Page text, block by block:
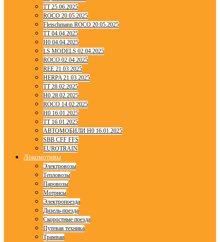
TT 25.06.2025
ROCO 20.05.2025
Fleischmann ROCO 20.05.2025
TT 04.04.2025
H0 04.04.2025
LS MODELS 02.04.2025
ROCO 02.04.2025
REE 21.03.2025
HERPA 21.03.2025
TT 28.02.2025
H0 28.02.2025
ROCO 14.02.2025
H0 16.01.2025
TT 16.01.2025
АВТОМОБИЛИ H0 16.01.2025
SBB CFF FFS
EUROTRAIN
Локомотивы
Электровозы
Тепловозы
Паровозы
Мотрисы
Электропоезда
Дизель-поезда
Скоростные поезда
Путевая техника
Трамваи